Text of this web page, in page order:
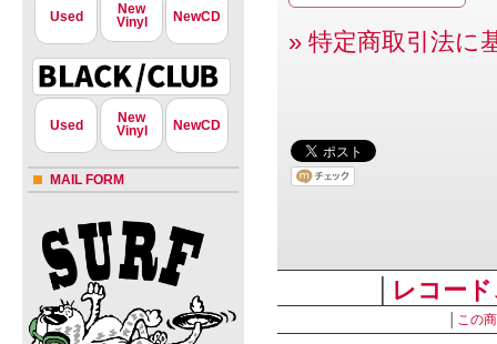
Used
New
Vinyl
NewCD
Used
New
Vinyl
NewCD
MAIL FORM
» 特定商取引法に
レコー
この